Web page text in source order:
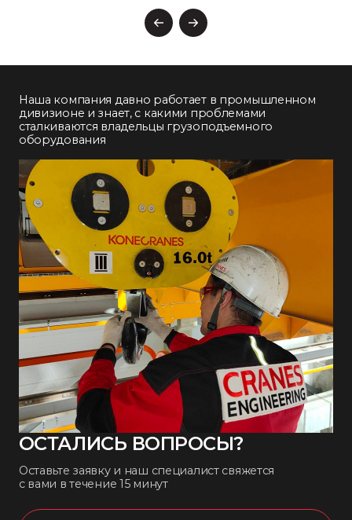
Наша компания давно работает в промышленном
дивизионе и знает, с какими проблемами
сталкиваются владельцы грузоподъемного
оборудования
ОСТАЛИСЬ ВОПРОСЫ?
Оставьте заявку и наш специалист свяжется
с вами в течение 15 минут